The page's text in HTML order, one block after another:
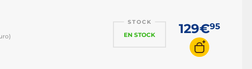
STOCK
EN STOCK 129€95